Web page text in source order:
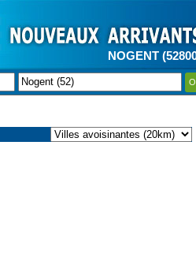
NOGENT